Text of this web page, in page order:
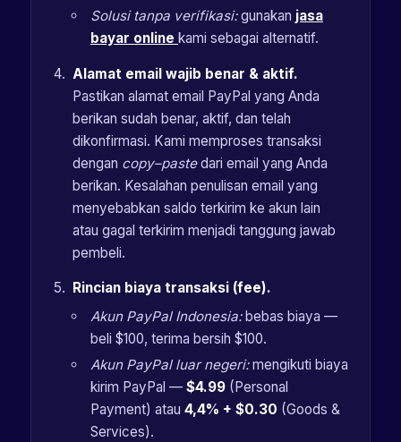
Solusi tanpa verifikasi:gunakan jasa
bayar online kami sebagai alternatif.
Alamat email wajib benar & aktif.
Pastikan alamat email PayPal yang Anda
berikan sudah benar, aktif, dan telah
dikonfirmasi. Kami memproses transaksi
dengan copy–pastedari email yang Anda
berikan. Kesalahan penulisan email yang
menyebabkan saldo terkirim ke akun lain
atau gagal terkirim menjadi tanggung jawab
pembeli.
Rincian biaya transaksi (fee).
Akun PayPal Indonesia:bebas biaya —
beli $100, terima bersih $100.
Akun PayPal luar negeri:mengikuti biaya
kirim PayPal — $4.99(Personal
Payment) atau 4,4% + $0.30 (Goods &
Services).